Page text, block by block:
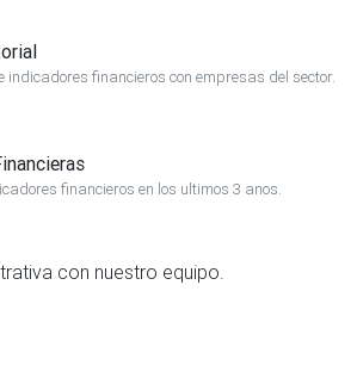
indicadores financieros con empresas del sector.
financieros en los ultimos 3 anos.
con nuestro equipo.